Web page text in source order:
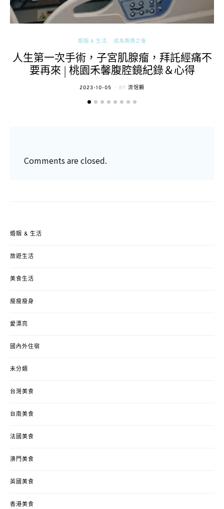
婚姻 & 生活 成為媽媽之後
人生第一次手術，子宮肌腺瘤，拜託經痛不
要再來 | 桃園禾馨腹腔鏡紀錄＆心得
POSTED
2023-10-05 BY 流氓顆
Comments are closed.
婚姻 & 生活
旅遊生活
美食生活
瘦瘦瘦身
愛漂亮
國內外住宿
未分類
台灣美食
台南美食
法國美食
澳門美食
英國美食
香港美食